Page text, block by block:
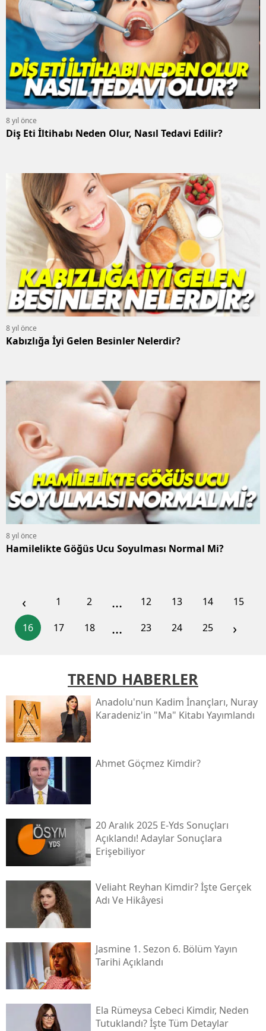
8 yıl önce
Diş Eti İltihabı Neden Olur, Nasıl Tedavi Edilir?
8 yıl önce
Kabızlığa İyi Gelen Besinler Nelerdir?
8 yıl önce
Hamilelikte Göğüs Ucu Soyulması Normal Mi?
‹ 1 2 ... 12 13 14
15
16
17 18 ... 23 24 25 ›
TREND HABERLER
Anadolu'nun Kadim İnançları, Nuray
Karadeniz'in "ma" Kitabı Yayımlandı
Ahmet Göçmez Kimdir?
20 Aralık 2025 E-Yds Sonuçları
Açıklandı! Adaylar Sonuçlara
Erişebiliyor
Veliaht Reyhan Kimdir? İşte Gerçek
Adı Ve Hikâyesi
Jasmine 1. Sezon 6. Bölüm Yayın
Tarihi Açıklandı
Ela Rümeysa Cebeci Kimdir, Neden
Tutuklandı? İşte Tüm Detaylar